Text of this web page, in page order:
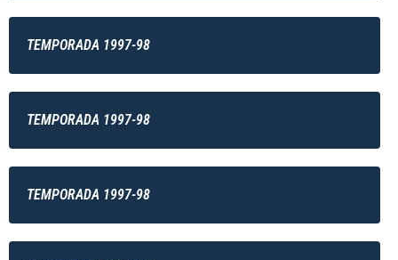
TEMPORADA 1997-98
TEMPORADA 1997-98
TEMPORADA 1997-98